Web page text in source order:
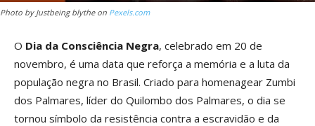
Photo by Justbeing blythe on Pexels.com
O Dia da Consciência Negra, celebrado em 20 de
novembro, é uma data que reforça a memória e a luta da
população negra no Brasil. Criado para homenagear Zumbi
dos Palmares, líder do Quilombo dos Palmares, o dia se
tornou símbolo da resistência contra a escravidão e da